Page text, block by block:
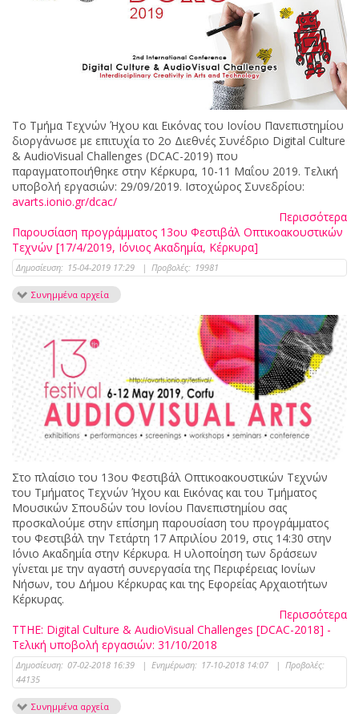
Το Τμήμα Τεχνών Ήχου και Εικόνας του Ιονίου Πανεπιστημίου
διοργάνωσε με επιτυχία το 2ο Διεθνές Συνέδριο Digital Culture
& AudioVisual Challenges (DCAC-2019) που
παραγματοποιήθηκε στην Κέρκυρα, 10-11 Μαΐου 2019. Τελική
υποβολή εργασιών: 29/09/2019. Ιστοχώρος Συνεδρίου:
avarts.ionio.gr/dcac/
Περισσότερα
Παρουσίαση προγράμματος 13ου Φεστιβάλ Οπτικοακουστικών
Τεχνών [17/4/2019, Ιόνιος Ακαδημία, Κέρκυρα]
Δημοσίευση: 15-04-2019 17:29 | Προβολές: 19981
Συνημμένα αρχεία
Στο πλαίσιο του 13ου Φεστιβάλ Οπτικοακουστικών Τεχνών
του Τμήματος Τεχνών Ήχου και Εικόνας και του Τμήματος
Μουσικών Σπουδών του Ιονίου Πανεπιστημίου σας
προσκαλούμε στην επίσημη παρουσίαση του προγράμματος
του Φεστιβάλ την Τετάρτη 17 Απριλίου 2019, στις 14:30 στην
Ιόνιο Ακαδημία στην Κέρκυρα. Η υλοποίηση των δράσεων
γίνεται με την αγαστή συνεργασία της Περιφέρειας Ιονίων
Νήσων, του Δήμου Κέρκυρας και της Εφορείας Αρχαιοτήτων
Κέρκυρας.
Περισσότερα
ΤΤΗΕ: Digital Culture & AudioVisual Challenges [DCAC-2018] -
Τελική υποβολή εργασιών: 31/10/2018
Δημοσίευση: 07-02-2018 16:39 | Ενημέρωση: 17-10-2018 14:07 | Προβολές:
44135
Συνημμένα αρχεία